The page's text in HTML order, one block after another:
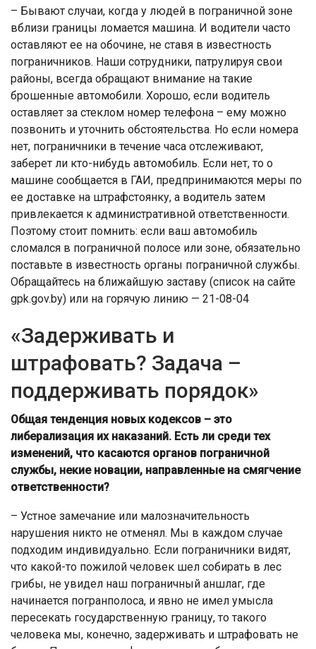
– Бывают случаи, когда у людей в пограничной зоне
вблизи границы ломается машина. И водители часто
оставляют ее на обочине, не ставя в известность
пограничников. Наши сотрудники, патрулируя свои
районы, всегда обращают внимание на такие
брошенные автомобили. Хорошо, если водитель
оставляет за стеклом номер телефона – ему можно
позвонить и уточнить обстоятельства. Но если номера
нет, пограничники в течение часа отслеживают,
заберет ли кто-нибудь автомобиль. Если нет, то о
машине сообщается в ГАИ, предпринимаются меры по
ее доставке на штрафстоянку, а водитель затем
привлекается к административной ответственности.
Поэтому стоит помнить: если ваш автомобиль
сломался в пограничной полосе или зоне, обязательно
поставьте в известность органы пограничной службы.
Обращайтесь на ближайшую заставу (список на сайте
gpk.gov.by) или на горячую линию — 21-08-04
«Задерживать и
штрафовать? Задача –
поддерживать порядок»
Общая тенденция новых кодексов – это
либерализация их наказаний. Есть ли среди тех
изменений, что касаются органов пограничной
службы, некие новации, направленные на смягчение
ответственности?
– Устное замечание или малозначительность
нарушения никто не отменял. Мы в каждом случае
подходим индивидуально. Если пограничники видят,
что какой-то пожилой человек шел собирать в лес
грибы, не увидел наш пограничный аншлаг, где
начинается погранполоса, и явно не имел умысла
пересекать государственную границу, то такого
человека мы, конечно, задерживать и штрафовать не